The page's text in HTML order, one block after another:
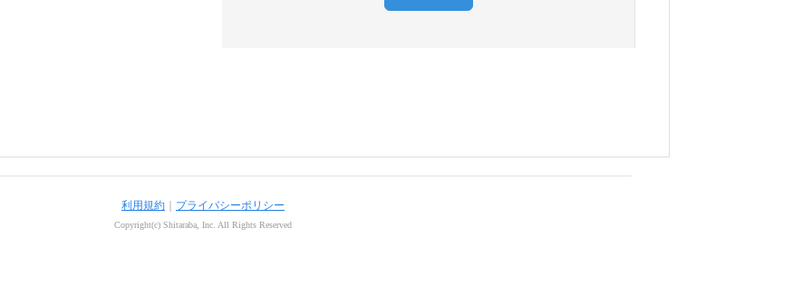
利用規約 プライバシーポリシー
Copyright(c) Shitaraba, Inc. All Rights Reserved